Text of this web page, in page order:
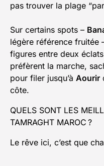
pas trouver la plage
Sur certains spots –
légère référence fruitée
figures entre deux
préfèrent la marche,
pour filer jusqu’à Aourir
côte.
QUELS SONT LES
TAMRAGHT MAROC ?
Le rêve ici, c’est que